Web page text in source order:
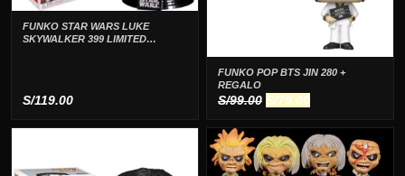
FUNKO STAR WARS LUKE
SKYWALKER 399 LIMITED
S/119.00
FUNKO POP BTS JIN 280 +
REGALO
S/99.00 El
original
era:
S/79.00El
actual
es: